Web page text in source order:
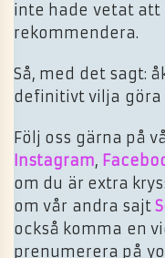
inte hade vetat att
rekommendera.
Så, med det sagt:
definitivt vilja göra
Följ oss gärna på
Instagram,
om du är extra
om vår andra sajt
också komma en
prenumerera på